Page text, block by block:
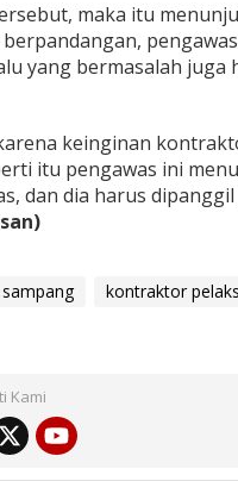
maka itu
yang bermasalah juga
keinginan
itu pengawas ini
dan dia harus
kontraktor
Kami